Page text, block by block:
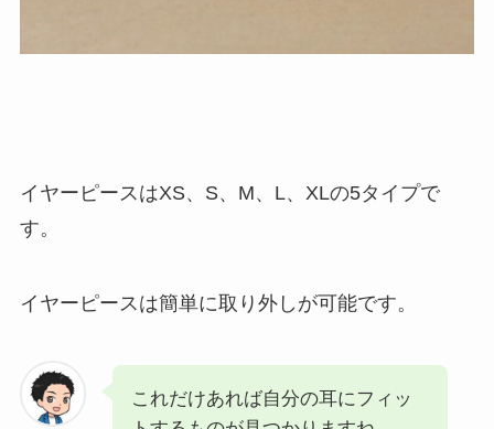
イヤーピースはXS、S、M、L、XLの5タイプで
す。
イヤーピースは簡単に取り外しが可能です。
これだけあれば自分の耳にフィッ